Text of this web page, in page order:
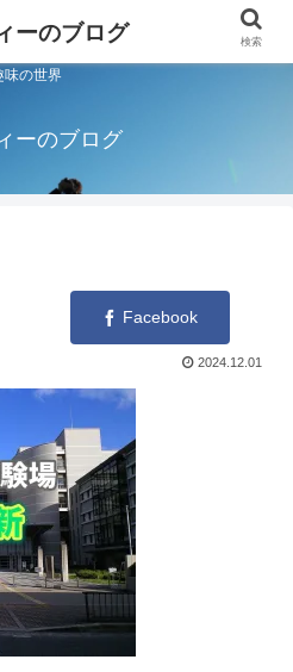
味の世界
ーのブログ
Facebook
2024.12.01
ーのブログ 検索